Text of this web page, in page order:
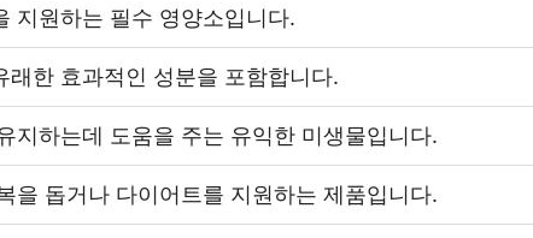
지원하는 필수 영양소입니다.
래한 효과적인 성분을 포함합니다.
지하는데 도움을 주는 유익한 미생물입니다.
을 돕거나 다이어트를 지원하는 제품입니다.